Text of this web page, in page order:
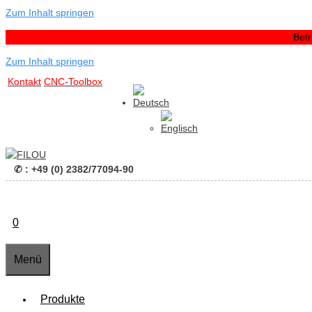
Zum Inhalt springen
Zum Inhalt springen
Kontakt CNC-Toolbox
✆ : +49 (0) 2382/77094-90
0
Menü
Produkte